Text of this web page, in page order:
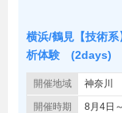
横浜/鶴見【技術
析体験 (2days)
開催地域 神奈川
開催時期 8月4日